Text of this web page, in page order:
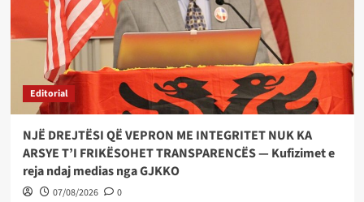
Editorial
NJË DREJTËSI QË VEPRON ME INTEGRITET NUK KA
ARSYE T’I FRIKËSOHET TRANSPARENCËS — Kufizimet e
reja ndaj medias nga GJKKO
07/08/2026 0